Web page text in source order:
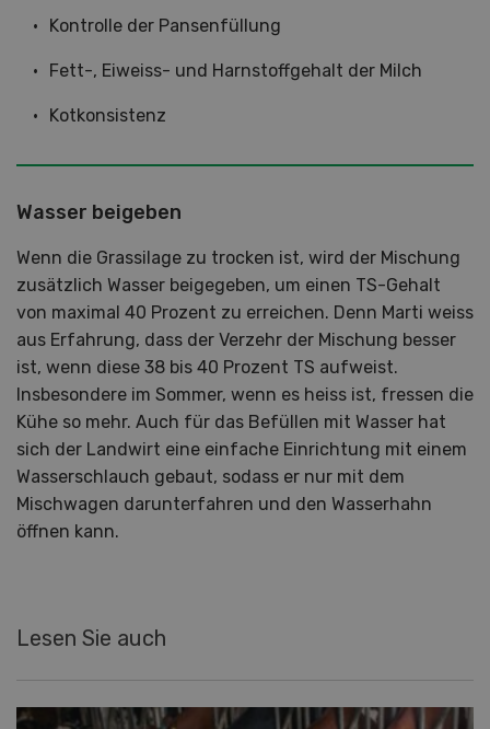
Kontrolle der Pansenfüllung
Fett-, Eiweiss- und Harnstoffgehalt der Milch
Kotkonsistenz
Wasser beigeben
Wenn die Grassilage zu trocken ist, wird der Mischung
zusätzlich Wasser beigegeben, um einen TS-Gehalt
von maximal 40 Prozent zu erreichen. Denn Marti weiss
aus Erfahrung, dass der Verzehr der Mischung besser
ist, wenn diese 38 bis 40 Prozent TS aufweist.
Insbesondere im Sommer, wenn es heiss ist, fressen die
Kühe so mehr. Auch für das Befüllen mit Wasser hat
sich der Landwirt eine einfache Einrichtung mit einem
Wasserschlauch gebaut, sodass er nur mit dem
Mischwagen darunterfahren und den Wasserhahn
öffnen kann.
Lesen Sie auch